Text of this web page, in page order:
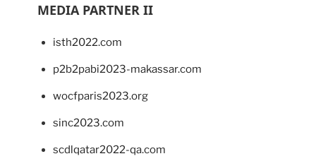
MEDIA PARTNER II
isth2022.com
p2b2pabi2023-makassar.com
wocfparis2023.org
sinc2023.com
scdlqatar2022-qa.com